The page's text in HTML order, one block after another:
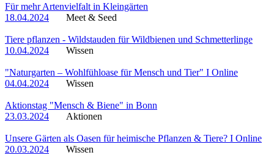
Für mehr Artenvielfalt in Kleingärten
18.04.2024
Meet & Seed
Tiere pflanzen - Wildstauden für Wildbienen und Schmetterlinge
10.04.2024
Wissen
"Naturgarten – Wohlfühloase für Mensch und Tier" I Online
04.04.2024
Wissen
Aktionstag "Mensch & Biene" in Bonn
23.03.2024
Aktionen
Unsere Gärten als Oasen für heimische Pflanzen & Tiere? I Online
20.03.2024
Wissen